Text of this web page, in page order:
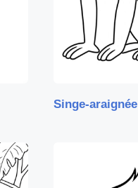
Singe-araignée